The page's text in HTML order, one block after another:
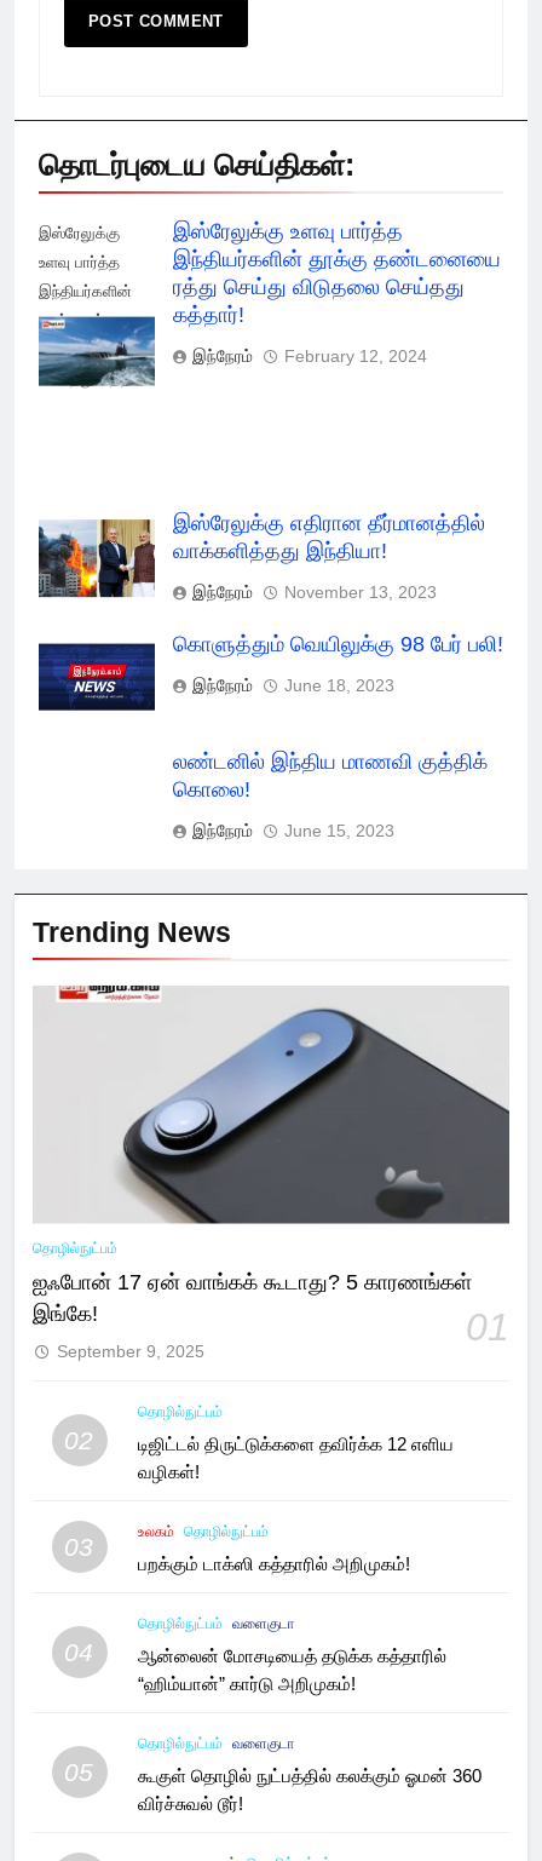
தொடர்புடைய செய்திகள்:
இஸ்ரேலுக்கு
உளவு பார்த்த
இந்தியர்களின்
தூக்கு ரத்து
செய்து விடுதலை
செய்தது கத்தார்!
இஸ்ரேலுக்கு உளவு பார்த்த
இந்தியர்களின் தூக்கு தண்டனையை
ரத்து செய்து விடுதலை செய்தது
கத்தார்!
இந்நேரம் February 12, 2024
இஸ்ரேலுக்கு எதிரான தீர்மானத்தில்
வாக்களித்தது இந்தியா!
இந்நேரம் November 13, 2023
கொளுத்தும் வெயிலுக்கு 98 பேர் பலி!
இந்நேரம் June 18, 2023
லண்டனில் இந்திய மாணவி குத்திக்
கொலை!
இந்நேரம் June 15, 2023
Trending News
தொழில்நுட்பம்
ஐஃபோன் 17 ஏன் வாங்கக் கூடாது? 5 காரணங்கள்
இங்கே!
01
September 9, 2025
02
தொழில்நுட்பம்
டிஜிட்டல் திருட்டுக்களை தவிர்க்க 12 எளிய
வழிகள்!
03
உலகம் தொழில்நுட்பம்
பறக்கும் டாக்ஸி கத்தாரில் அறிமுகம்!
04
தொழில்நுட்பம் வளைகுடா
ஆன்லைன் மோசடியைத் தடுக்க கத்தாரில்
“ஹிம்யான்” கார்டு அறிமுகம்!
05
தொழில்நுட்பம் வளைகுடா
கூகுள் தொழில் நுட்பத்தில் கலக்கும் ஓமன் 360
விர்ச்சுவல் டூர்!